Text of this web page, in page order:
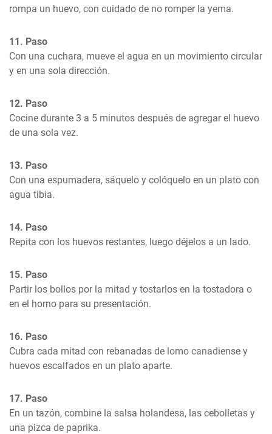
rompa un huevo, con cuidado de no romper la yema.
11. Paso
Con una cuchara, mueve el agua en un movimiento circular
y en una sola dirección.
12. Paso
Cocine durante 3 a 5 minutos después de agregar el huevo
de una sola vez.
13. Paso
Con una espumadera, sáquelo y colóquelo en un plato con
agua tibia.
14. Paso
Repita con los huevos restantes, luego déjelos a un lado.
15. Paso
Partir los bollos por la mitad y tostarlos en la tostadora o
en el horno para su presentación.
16. Paso
Cubra cada mitad con rebanadas de lomo canadiense y
huevos escalfados en un plato aparte.
17. Paso
En un tazón, combine la salsa holandesa, las cebolletas y
una pizca de paprika.